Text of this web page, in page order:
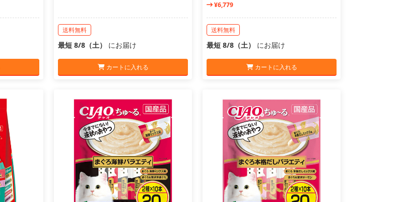
送料無料
最短 8/8（土） にお届け
カートに入れる
¥6,779
送料無料
最短 8/8（土） にお届け
カートに入れる